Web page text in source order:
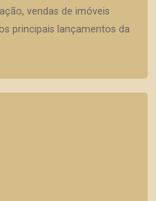
vendas de imóveis
principais lançamentos da